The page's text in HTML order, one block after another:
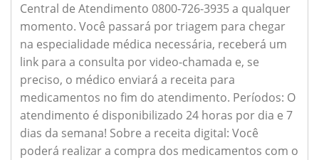
Central de Atendimento 0800-726-3935 a qualquer
momento. Você passará por triagem para chegar
na especialidade médica necessária, receberá um
link para a consulta por video-chamada e, se
preciso, o médico enviará a receita para
medicamentos no fim do atendimento. Períodos: O
atendimento é disponibilizado 24 horas por dia e 7
dias da semana! Sobre a receita digital: Você
poderá realizar a compra dos medicamentos com o